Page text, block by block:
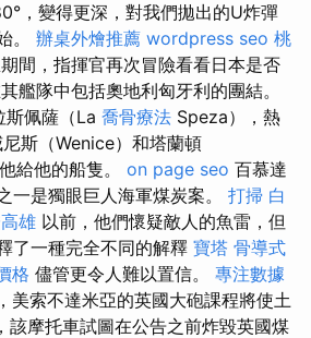
，變得更深，對我們拋出的U炸彈
。 辦桌外燴推薦 wordpress seo 桃
間，指揮官再次冒險看看日本是否
艦隊中包括奧地利匈牙利的團結。
斯佩薩（La 喬骨療法 Speza），熱
斯（Wenice）和塔蘭頓
給他的船隻。 on page seo 百慕達
一是獨眼巨人海軍煤炭案。 打掃 白
雄 以前，他們懷疑敵人的魚雷，但
了一種完全不同的解釋 寶塔 骨導式
格 儘管更令人難以置信。 專注數據
美索不達米亞的英國大砲課程將使土
該摩托車試圖在公告之前炸毀英國煤